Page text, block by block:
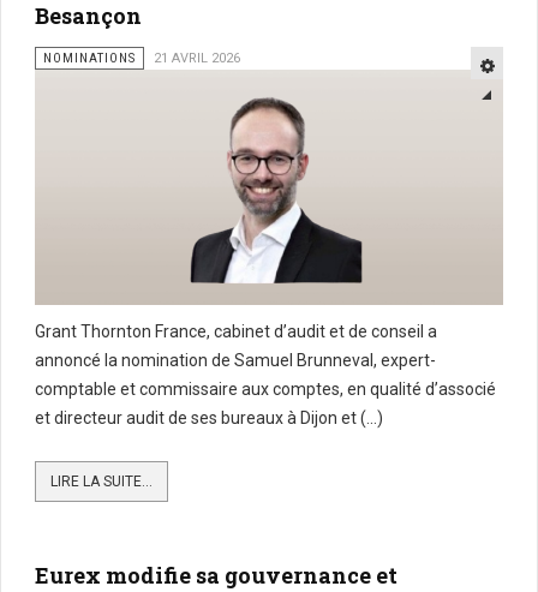
Besançon
NOMINATIONS 21 AVRIL 2026
Grant Thornton France, cabinet d’audit et de conseil a
annoncé la nomination de Samuel Brunneval, expert-
comptable et commissaire aux comptes, en qualité d’associé
et directeur audit de ses bureaux à Dijon et (...)
LIRE LA SUITE...
Eurex modifie sa gouvernance et